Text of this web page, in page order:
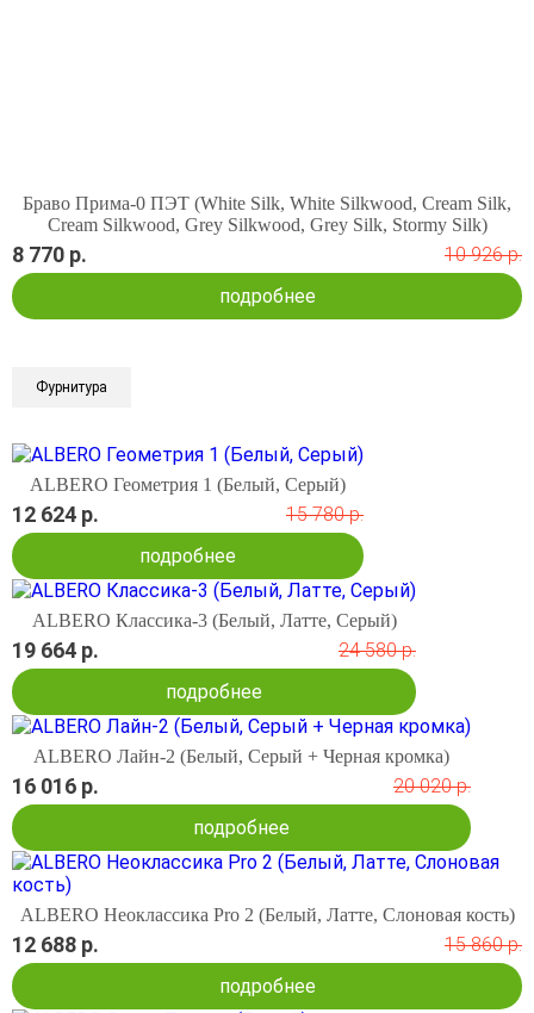
Браво Прима-0 ПЭТ (White Silk, White Silkwood, Cream Silk,
Cream Silkwood, Grey Silkwood, Grey Silk, Stormy Silk)
8 770 р.
10 926 р.
подробнее
Фурнитура
ALBERO Геометрия 1 (Белый, Серый)
12 624 р.
15 780 р.
подробнее
ALBERO Классика-3 (Белый, Латте, Серый)
19 664 р.
24 580 р.
подробнее
ALBERO Лайн-2 (Белый, Серый + Черная кромка)
16 016 р.
20 020 р.
подробнее
ALBERO Неоклассика Pro 2 (Белый, Латте, Слоновая кость)
12 688 р.
15 860 р.
подробнее